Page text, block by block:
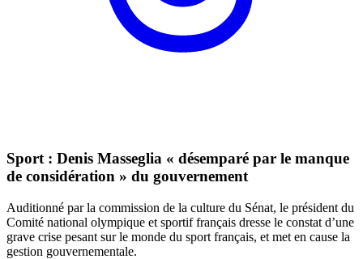
Sport : Denis Masseglia « désemparé par le manque
de considération » du gouvernement
Auditionné par la commission de la culture du Sénat, le président du
Comité national olympique et sportif français dresse le constat d’une
grave crise pesant sur le monde du sport français, et met en cause la
gestion gouvernementale.